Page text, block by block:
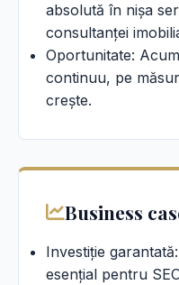
absolută în nișa
consultanței
Oportunitate:
continuu, pe
crește.
Business
Investiție
esențial pentru